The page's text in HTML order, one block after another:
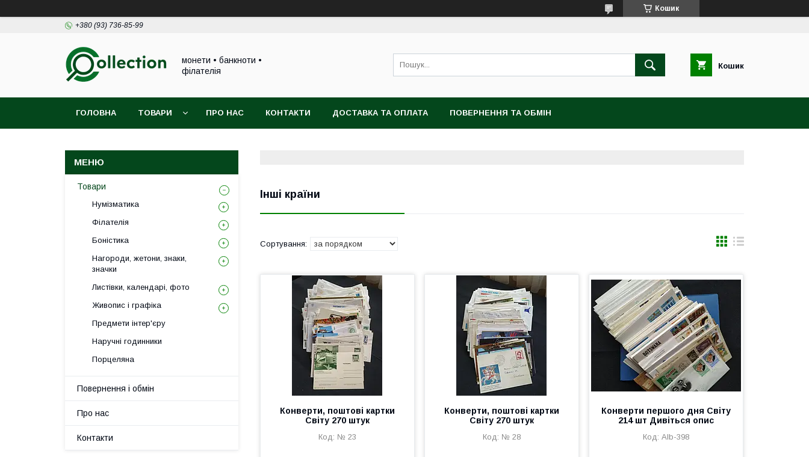
Кошик
+380 (93) 736-85-99
монети • банкноти •
філателія
Кошик
ГОЛОВНА ТОВАРИ ПРО НАС КОНТАКТИ ДОСТАВКА ТА ОПЛАТА ПОВЕРНЕННЯ ТА ОБМІН
Інші країни
Конверти, поштові картки
Світу 270 штук
№ 23
Конверти, поштові картки
Світу 270 штук
№ 28
Конверти першого дня Світу
214 шт Дивіться опис
Alb-398
Товари
Нумізматика
Філателія
Боністика
Нагороди, жетони, знаки,
значки
Листівки, календарі, фото
Живопис і графіка
Предмети інтер'єру
Наручні годинники
Порцеляна
Повернення і обмін
Про нас
Контакти